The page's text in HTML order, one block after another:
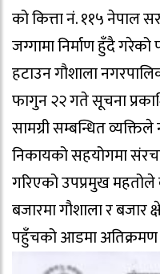
को कित्ता नं. ११५ नेपाल
जग्गामा निर्माण हुँदै गरेको
हटाउन गौशाला
फागुन २२ गते सूचना
सामग्री सम्बन्धित
निकायको सहयोगमा
गरिएको उपप्रमुख महतोले
बजारमा गौशाला र बजार
पहुँचको आडमा